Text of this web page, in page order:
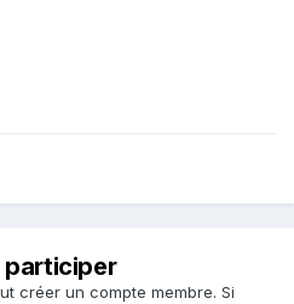
participer
créer un compte membre. Si